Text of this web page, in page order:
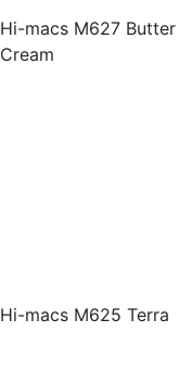
Hi-macs M627 Butter
Cream
Hi-macs M625 Terra